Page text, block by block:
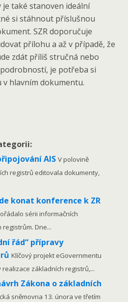
také stanoven ideální
si stáhnout příslušnou
SZR doporučuje
přílohu a až v případě, že
zdát příliš stručná nebo
je potřeba si
hlavním dokumentu.
AISV polovině
registrů editovala dokumenty,
konat konference k ZR
sérii informačních
Dne...
řád“ přípravy
Klíčový projekt eGovernmentu
základních registrů,...
Zákona o základních
sněmovna 13. února ve třetím